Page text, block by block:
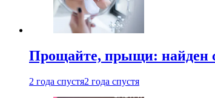
Прощайте, прыщи: найден
2 года спустя2 года спустя